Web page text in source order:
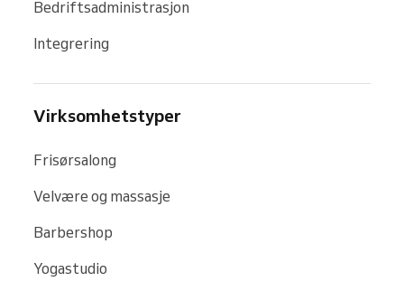
Bedriftsadministrasjon
Integrering
Virksomhetstyper
Frisørsalong
Velvære og massasje
Barbershop
Yogastudio